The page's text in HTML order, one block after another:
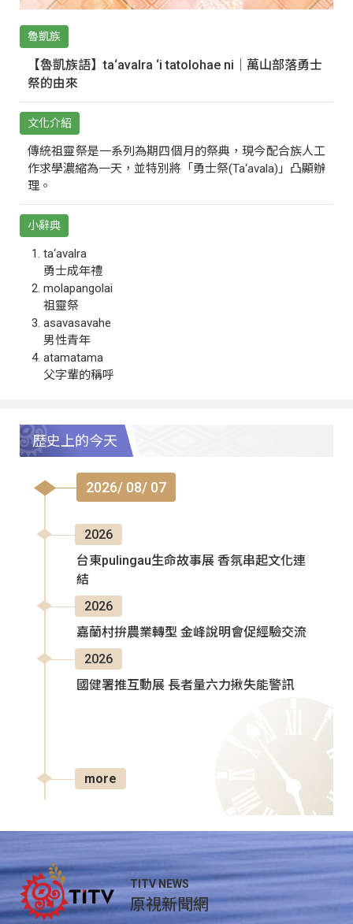
魯凱族
【魯凱族語】ta‘avalra ‘i tatolohae ni｜萬山部落勇士
祭的由來
文化介紹
傳統祖靈祭是一系列為期四個月的祭典，現今配合族人工
作求學濃縮為一天，並特別將「勇士祭(Ta‘avala)」凸顯辦
理。
小辭典
ta‘avalra
勇士成年禮
molapangolai
祖靈祭
asavasavahe
男性青年
atamatama
父字輩的稱呼
歷史上的今天
2026/ 08/ 07
2026
台東pulingau生命故事展 香氛串起文化連
結
2026
嘉蘭村拚農業轉型 金峰說明會促經驗交流
2026
國健署推互動展 長者量六力揪失能警訊
more
TITV NEWS
原視新聞網